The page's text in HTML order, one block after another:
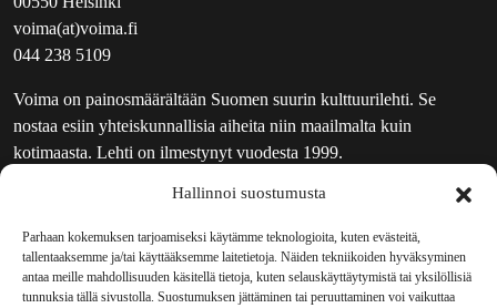
Hallinnoi suostumusta
Parhaan kokemuksen tarjoamiseksi käytämme teknologioita, kuten evästeitä,
tallentaaksemme ja/tai käyttääksemme laitetietoja. Näiden tekniikoiden hyväksyminen
antaa meille mahdollisuuden käsitellä tietoja, kuten selauskäyttäytymistä tai yksilöllisiä
tunnuksia tällä sivustolla. Suostumuksen jättäminen tai peruuttaminen voi vaikuttaa
voima(at)voima.fi
044 238 5109
Voima on painosmäärältään Suomen suurin kulttuurilehti. Se
nostaa esiin yhteiskunnallisia aiheita niin maailmalta kuin
kotimaasta. Lehti on ilmestynyt vuodesta 1999.
UUTISKIRJE
MAINOSTAJILLE
VASTAMAINOKSET